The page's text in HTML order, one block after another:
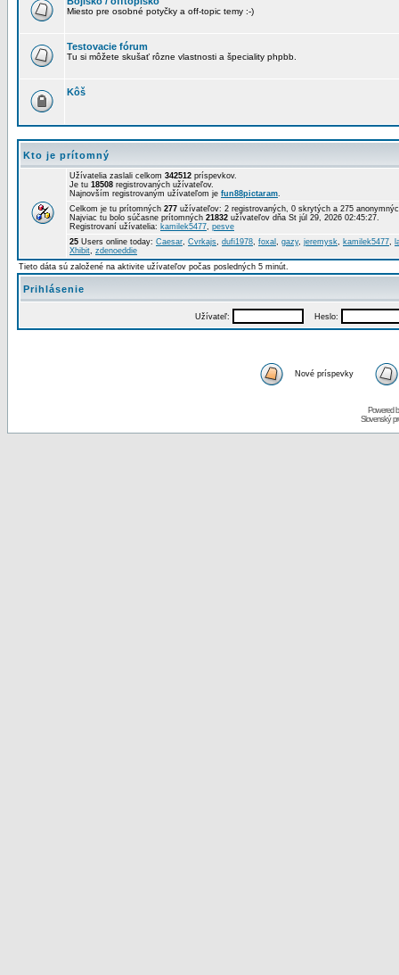
Miesto pre osobné potyčky a off-topic temy :-)
Testovacie fórum
Tu si môžete skušať rôzne vlastnosti a špeciality phpbb.
Kôš
Kto je prítomný
Užívatelia zaslali celkom 342512 príspevkov.
Je tu 18508 registrovaných užívateľov.
Najnovším registrovaným užívateľom je fun88pictaram.
Celkom je tu prítomných 277 užívateľov: 2 registrovaných, 0 skrytých a 275
Najviac tu bolo súčasne prítomných 21832 užívateľov dňa St júl 29, 2026 02:45:27.
Registrovaní užívatelia: kamilek5477, pesve
25 Users online today: Caesar, Cvrkajs, dufi1978, foxal , gazy, jeremysk, kamilek5477,
Xhibit, zdenoeddie
Tieto dáta sú založené na aktivite užívateľov počas posledných 5 minút.
Prihlásenie
Užívateľ: Heslo:
Nové príspevky
Powered
Slovenský